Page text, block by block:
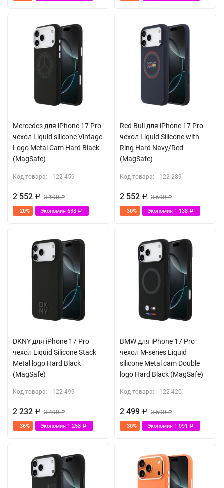
Mercedes для iPhone 17 Pro
чехол Liquid silicone Vintage
Logo Metal Cam Hard Black
(MagSafe)
Код товара: 122-459
2 552 Р 3 190Р
- 20% Экономия 638 Р
Red Bull для iPhone 17 Pro
чехол Liquid Silicone with
Ring Hard Navy/Red
(MagSafe)
Код товара: 122-289
2 552 Р 3 690Р
- 30% Экономия 1 138 Р
DKNY для iPhone 17 Pro
чехол Liquid Silicone Stack
Metal logo Hard Black
(MagSafe)
Код товара: 122-499
2 232 Р 3 490Р
- 36% Экономия 1 258 Р
BMW для iPhone 17 Pro
чехол M-series Liquid
silicone Metal cam Double
logo Hard Black (MagSafe)
Код товара: 122-420
2 499 Р 3 590Р
- 30% Экономия 1 091 Р